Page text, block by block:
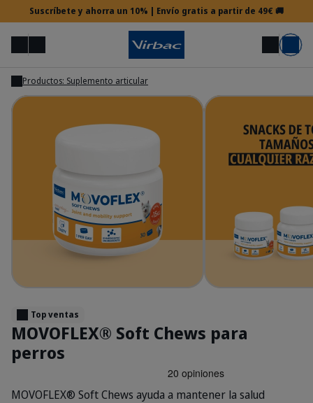
Suscríbete y ahorra un 10% | Envío gratis a partir de 49€ 🚚
MenúBuscar Mi cuenta Carrito
Productos: Suplemento articular
Movoflex Dog
Mostrar Mostrar
Top ventas
MOVOFLEX® Soft Chews para
perros
MOVOFLEX® Soft Chews ayuda a mantener la salud